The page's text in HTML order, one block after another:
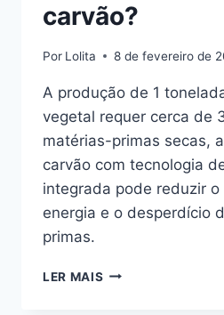
carvão?
Por Lolita 8 de fevereiro de
A produção de 1
vegetal requer cerca de
matérias-primas secas,
carvão com tecnologia
integrada pode reduzir o
energia e o desperdício
primas.
LER MAIS QUANTAS